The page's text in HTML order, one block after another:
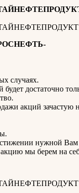
РОСНЕФТЬ-
случаях.
достаточно
акций зачастую
нужной
мы берем на